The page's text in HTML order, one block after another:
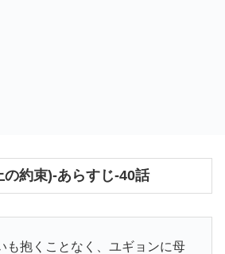
約束)-あらすじ-40話
も抱くことなく、ユギョンに母